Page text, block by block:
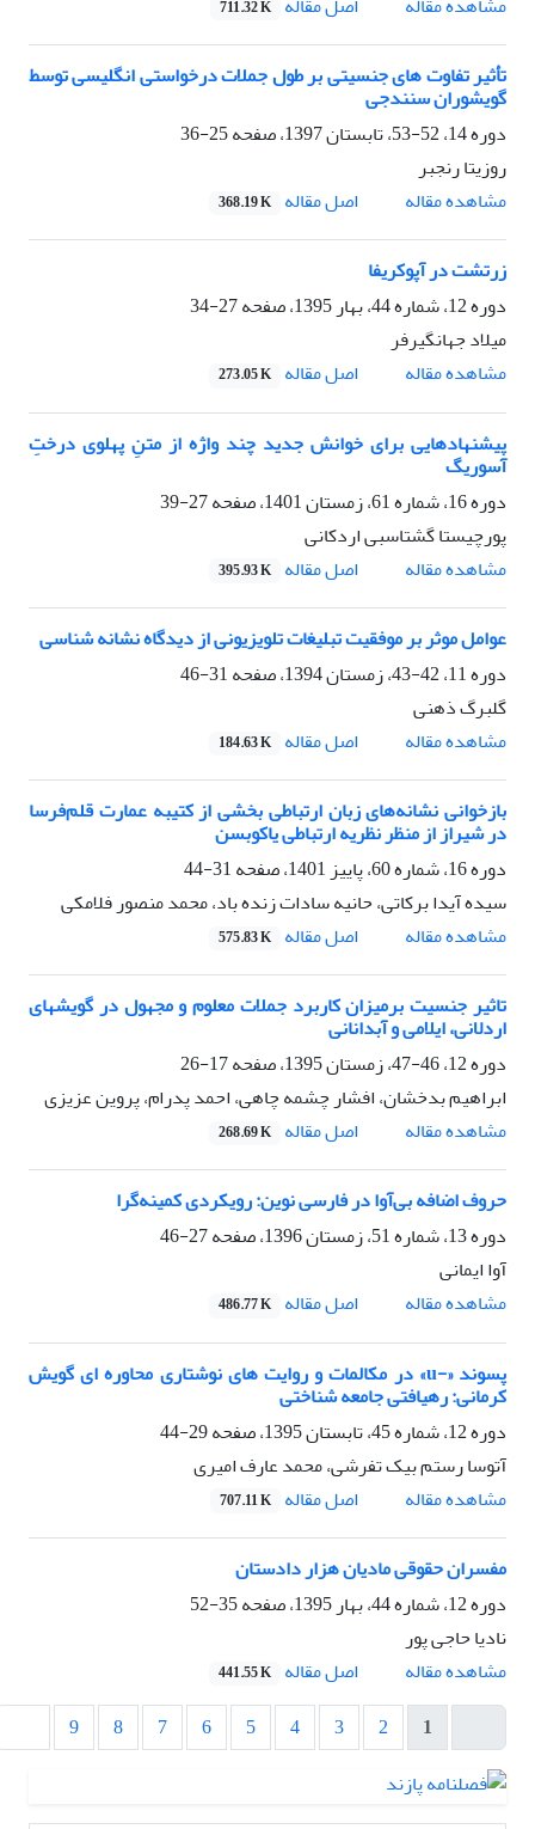
711.32 K
تأثیر تفاوت های جنسیتی بر طول جملات درخواستی انگلیسی توسط
گویشوران سنندجی
دوره 14، 52-53، تابستان 1397، صفحه
25-36
روزیتا رنجبر
مشاهده مقاله
اصل مقاله 368.19 K
زرتشت در آپوکریفا
دوره 12، شماره 44، بهار 1395، صفحه
27-34
میلاد جهانگیرفر
مشاهده مقاله
اصل مقاله 273.05 K
پیشنهادهایی برای خوانش جدید چند واژه از متنِ پهلوی درختِ
آسوریگ
دوره 16، شماره 61، زمستان 1401، صفحه
27-39
پورچیستا گشتاسبی اردکانی
مشاهده مقاله
اصل مقاله 395.93 K
عوامل موثر بر موفقیت تبلیغات تلویزیونی از دیدگاه نشانه شناسی
دوره 11، 42-43، زمستان 1394، صفحه
31-46
گلبرگ ذهنی
مشاهده مقاله
اصل مقاله 184.63 K
بازخوانی نشانه‌های زبان ارتباطی بخشی از کتیبه‌ عمارت قلم‌فرسا
در شیراز از منظر نظریه ارتباطی یاکوبسن
دوره 16، شماره 60، پاییز 1401، صفحه
31-44
سیده آیدا برکاتی، حانیه سادات زنده باد، محمد منصور فلامکی
مشاهده مقاله
اصل مقاله 575.83 K
تاثیر جنسیت برمیزان کاربرد جملات معلوم و مجهول در گویشهای
اردلانی، ایلامی و آبدانانی
دوره 12، 46-47، زمستان 1395، صفحه
17-26
ابراهیم بدخشان، افشار چشمه چاهی، احمد پدرام، پروین عزیزی
مشاهده مقاله
اصل مقاله 268.69 K
حروف اضافه بی‌آوا در فارسی نوین: رویکردی کمینه‌گرا
دوره 13، شماره 51، زمستان 1396، صفحه
27-46
آوا ایمانی
مشاهده مقاله
اصل مقاله 486.77 K
پسوند «-u» در مکالمات و روایت های نوشتاری محاوره ای گویش
کرمانی: رهیافتی جامعه شناختی
دوره 12، شماره 45، تابستان 1395، صفحه
29-44
آتوسا رستم بیک تفرشی، محمد عارف امیری
مشاهده مقاله
اصل مقاله 707.11 K
مفسران حقوقی مادیان هزار دادستان
دوره 12، شماره 44، بهار 1395، صفحه
35-52
نادیا حاجی پور
مشاهده مقاله
اصل مقاله 441.55 K
1
2
3
4
5
6
7
8
9